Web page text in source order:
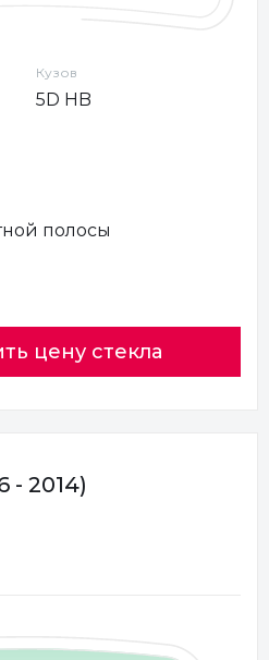
Кузов
5D HB
полосы
цену стекла
- 2014)